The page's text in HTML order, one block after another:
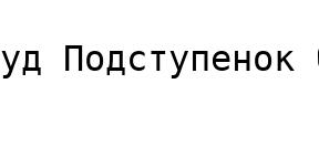
Подступенок